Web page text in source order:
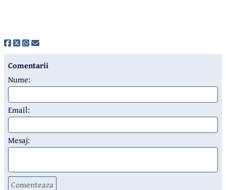
Comentarii
Nume:
Email:
Mesaj:
Comenteaza